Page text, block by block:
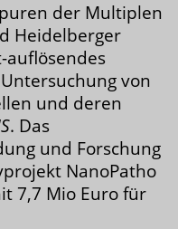
der Multiplen
Heidelberger
auflösendes
von
und deren
. Das
und Forschung
NanoPatho
7,7 Mio Euro für